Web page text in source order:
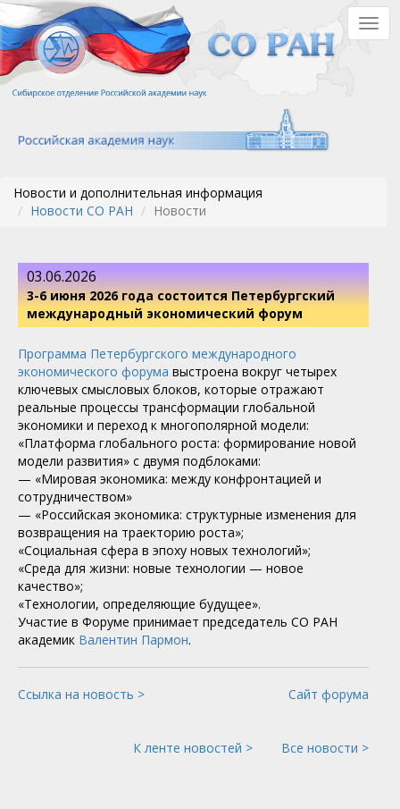
Перейти
к
основному
содержанию
Новости и дополнительная информация
Новости СО РАН
Новости
03.06.2026
3-6 июня 2026 года состоится Петербургский
международный экономический форум
Программа Петербургского международного
экономического форума выстроена вокруг четырех
ключевых смысловых блоков, которые отражают
реальные процессы трансформации глобальной
экономики и переход к многополярной модели:
«Платформа глобального роста: формирование новой
модели развития» с двумя подблоками:
— «Мировая экономика: между конфронтацией и
сотрудничеством»
— «Российская экономика: структурные изменения для
возвращения на траекторию роста»;
«Социальная сфера в эпоху новых технологий»;
«Среда для жизни: новые технологии — новое
качество»;
«Технологии, определяющие будущее».
Участие в Форуме принимает председатель СО РАН
академик Валентин Пармон.
Ссылка на новость > Сайт форума
К ленте новостей > Все новости >